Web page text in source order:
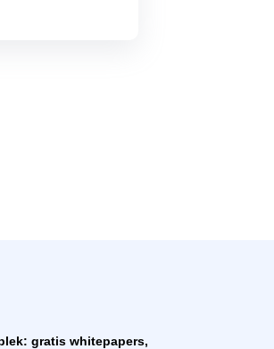
gratis whitepapers,